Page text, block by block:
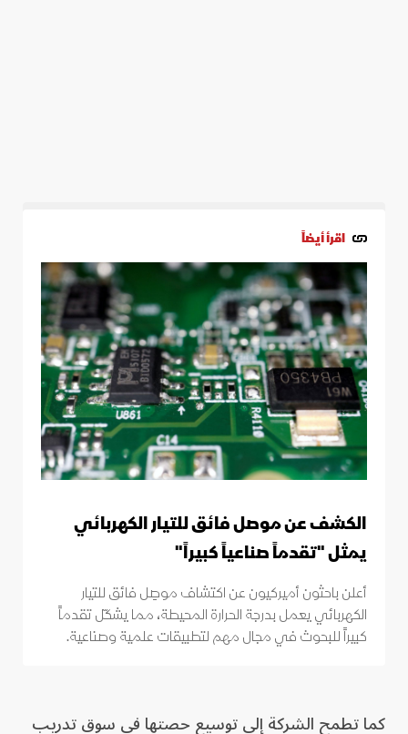
اقرأ أيضاً
الكشف عن موصل فائق للتيار الكهربائي
يمثل "تقدماً صناعياً كبيراً"
أعلن باحثون أميركيون عن اكتشاف موصِل فائق للتيار
الكهربائي يعمل بدرجة الحرارة المحيطة، مما يشكّل تقدماً
كبيراً للبحوث في مجال مهم لتطبيقات علمية وصناعية.
كما تطمح الشركة إلى توسيع حصتها في سوق تدريب